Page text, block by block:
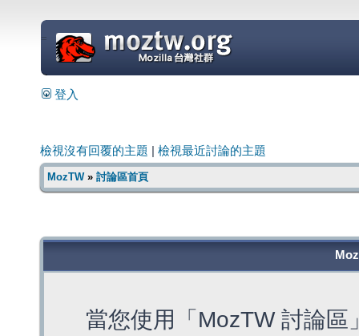
=
登入
檢視沒有回覆的主題 檢視最近討論的主題
MozTW» 討論區首頁
當您使用「MozTW 討論